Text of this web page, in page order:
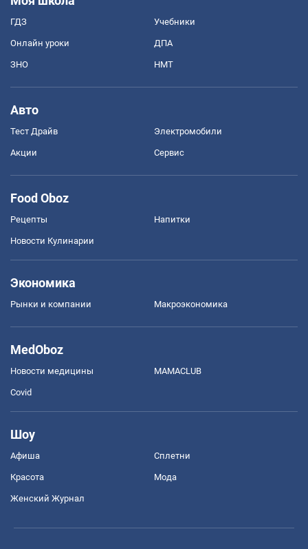
ГДЗ Учебники
Онлайн уроки ДПА
ЗНО НМТ
Авто
Тест Драйв Электромобили
Акции Сервис
Food Oboz
Рецепты Напитки
Новости Кулинарии
Экономика
Рынки и компании Mакроэкономика
MedOboz
Новости медицины MAMACLUB
Covid
Шоу
Афиша Сплетни
Красота Мода
Женский Журнал